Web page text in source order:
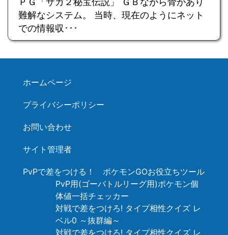
難解なシステム。 当時、現在のようにネット
での情報収･･･
ホームページ
プライバシーポリシー
お問い合わせ
サイト管理者
PvPで差をつける！ ポケモンGOお役立ちツール
PvP用(ゴーバトルリーグ用)ポケモン個
体値一括チェッカー
対戦で差をつけろ! タイプ相性クイズ レ
ベル0 ～抜群編～
対戦で差をつけろ! タイプ相性クイズ レ